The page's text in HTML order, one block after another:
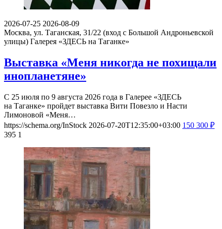
2026-07-25 2026-08-09
Москва, ул. Таганская, 31/22 (вход с Большой Андроньевской
улицы) Галерея «ЗДЕСЬ на Таганке»
Выставка «Меня никогда не похищали
инопланетяне»
С 25 июля по 9 августа 2026 года в Галерее «ЗДЕСЬ
на Таганке» пройдет выставка Вити Повезло и Насти
Лимоновой «Меня…
https://schema.org/InStock 2026-07-20T12:35:00+03:00 150 300 ₽
395 1